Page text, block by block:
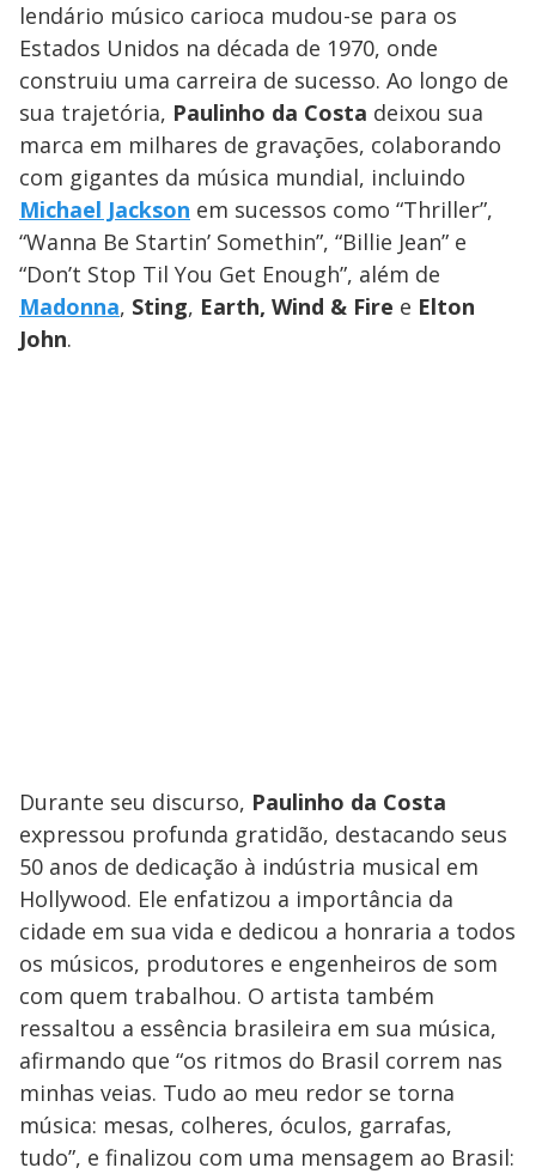
lendário músico carioca mudou-se para os
Estados Unidos na década de 1970, onde
construiu uma carreira de sucesso. Ao longo de
sua trajetória, Paulinho da Costa deixou sua
marca em milhares de gravações, colaborando
com gigantes da música mundial, incluindo
Michael Jackson em sucessos como “Thriller”,
“Wanna Be Startin’ Somethin”, “Billie Jean” e
“Don’t Stop Til You Get Enough”, além de
Madonna, Sting, Earth, Wind & Fire e Elton
John.
Durante seu discurso, Paulinho da Costa
expressou profunda gratidão, destacando seus
50 anos de dedicação à indústria musical em
Hollywood. Ele enfatizou a importância da
cidade em sua vida e dedicou a honraria a todos
os músicos, produtores e engenheiros de som
com quem trabalhou. O artista também
ressaltou a essência brasileira em sua música,
afirmando que “os ritmos do Brasil correm nas
minhas veias. Tudo ao meu redor se torna
música: mesas, colheres, óculos, garrafas,
tudo”, e finalizou com uma mensagem ao Brasil: